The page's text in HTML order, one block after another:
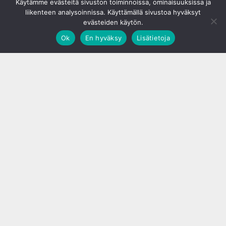
Käytämme evästeitä sivuston toiminnoissa, ominaisuuksissa ja
liikenteen analysoinnissa. Käyttämällä sivustoa hyväksyt
evästeiden käytön.
Ok
En hyväksy Lisätietoja